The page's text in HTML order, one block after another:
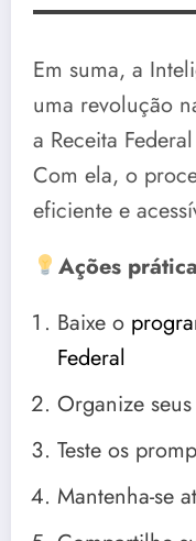
Em suma, a
uma revolução
a Receita
Com ela, o
eficiente e
Ações
Baixe o
Federal
Organize
Teste os
Mantenha-se